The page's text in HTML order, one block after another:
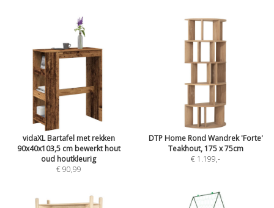
vidaXL Bartafel met rekken
90x40x103,5 cm bewerkt hout
oud houtkleurig
€ 90,99
DTP Home Rond Wandrek 'Forte'
Teakhout, 175 x 75cm
€ 1.199,-